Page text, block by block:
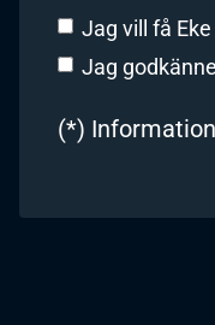
Jag vill få
Jag
(*)